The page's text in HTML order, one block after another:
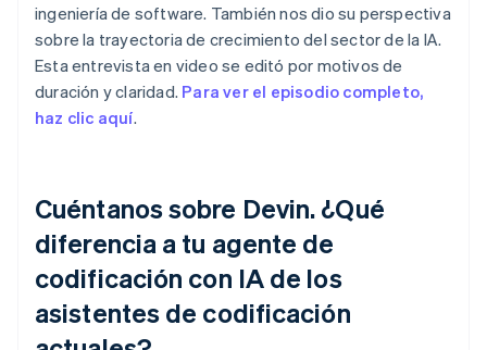
ingeniería de software. También nos dio su perspectiva
sobre la trayectoria de crecimiento del sector de la IA.
Esta entrevista en video se editó por motivos de
duración y claridad. Para ver el episodio completo,
haz clic aquí.
Cuéntanos sobre Devin. ¿Qué
diferencia a tu agente de
codificación con IA de los
asistentes de codificación